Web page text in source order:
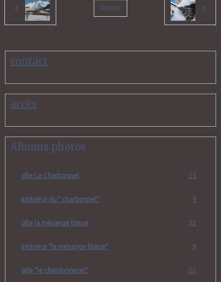
Retour
contact
accès
Albums photos
gîte Le Charbonnel 25
Intérieur du " charbonnel" 9
gîte la mésange bleue 32
Intérieur "la mésange bleue" 9
gite "le chardonneret" 22